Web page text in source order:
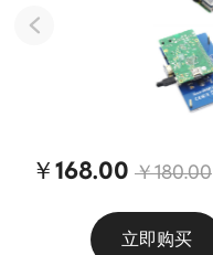
￥168.00 ￥180.00
立即购买